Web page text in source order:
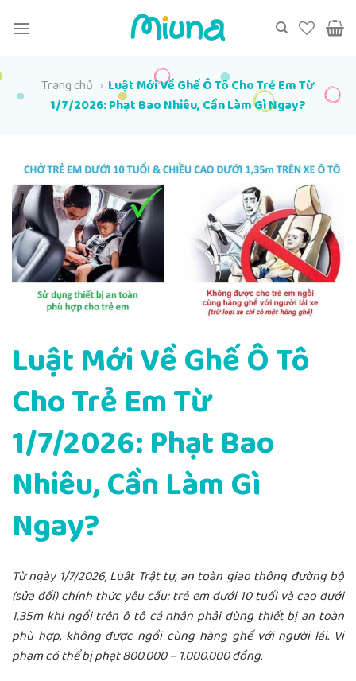
đến
dung
Trang chủ › Luật Mới Về Ghế Ô Tô Cho Trẻ Em Từ
1/7/2026: Phạt Bao Nhiêu, Cần Làm Gì Ngay?
Luật Mới Về Ghế Ô Tô
Cho Trẻ Em Từ
1/7/2026: Phạt Bao
Nhiêu, Cần Làm Gì
Ngay?
Từ ngày 1/7/2026, Luật Trật tự, an toàn giao thông đường bộ
(sửa đổi) chính thức yêu cầu: trẻ em dưới 10 tuổi và cao dưới
1,35m khi ngồi trên ô tô cá nhân phải dùng thiết bị an toàn
phù hợp, không được ngồi cùng hàng ghế với người lái. Vi
phạm có thể bị phạt 800.000 – 1.000.000 đồng.